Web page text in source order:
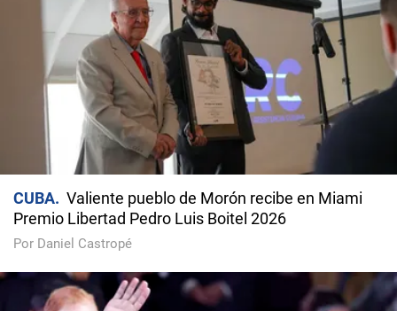
CUBA
Valiente pueblo de Morón recibe en Miami
Premio Libertad Pedro Luis Boitel 2026
Por Daniel Castropé